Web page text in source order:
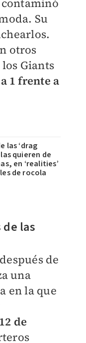
Su
otros
Giants
1 frente a
las ‘drag
las quieren de
en ‘realities’
de rocola
las
de
una
en la que
12 de